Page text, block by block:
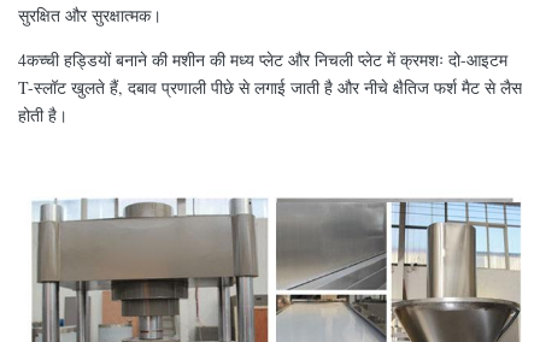
सुरक्षित और सुरक्षात्मक।
4कच्ची हड्डियों बनाने की मशीन की मध्य प्लेट और निचली प्लेट में क्रमशः दो-आइटम
T-स्लॉट खुलते हैं, दबाव प्रणाली पीछे से लगाई जाती है और नीचे क्षैतिज फर्श मैट से लैस
होती है।